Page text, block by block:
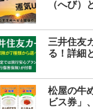
（へび
三井住友
る！詳細
松屋の牛
ビス券」